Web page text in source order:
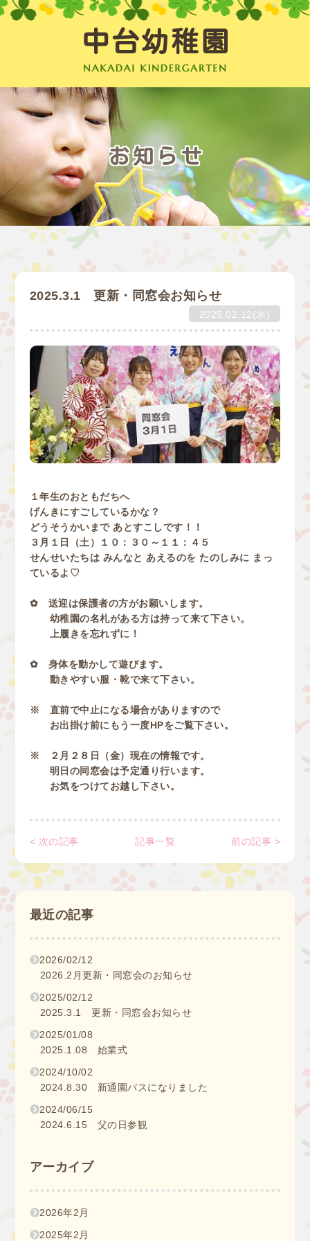
中台幼稚園
お知らせ
2025.3.1 更新・同窓会お知らせ
2025.02.12(水)
１年生のおともだちへ
げんきにすごしているかな？
どうそうかいまで あとすこしです！！
３月１日（土）１０：３０～１１：４５
せんせいたちは みんなと あえるのを たのしみに まっ
ているよ♡
✿ 送迎は保護者の方がお願いします。
幼稚園の名札がある方は持って来て下さい。
上履きを忘れずに！
✿ 身体を動かして遊びます。
動きやすい服・靴で来て下さい。
※ 直前で中止になる場合がありますので
お出掛け前にもう一度HPをご覧下さい。
※ ２月２８日（金）現在の情報です。
明日の同窓会は予定通り行います。
お気をつけてお越し下さい。
< 次の記事 記事一覧 前の記事 >
最近の記事
2026/02/12
2026.2月更新・同窓会のお知らせ
2025/02/12
2025.3.1 更新・同窓会お知らせ
2025/01/08
2025.1.08 始業式
2024/10/02
2024.8.30 新通園バスになりました
2024/06/15
2024.6.15 父の日参観
アーカイブ
2026年2月
2025年2月